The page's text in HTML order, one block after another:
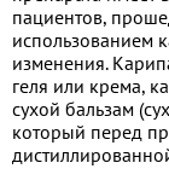
пациентов,
использованием
изменения.
геля или крема,
сухой бальзам
который перед